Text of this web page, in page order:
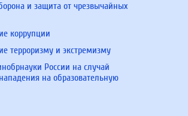
и защита от чрезвычайных
коррупции
терроризму и экстремизму
России на случай
на образовательную